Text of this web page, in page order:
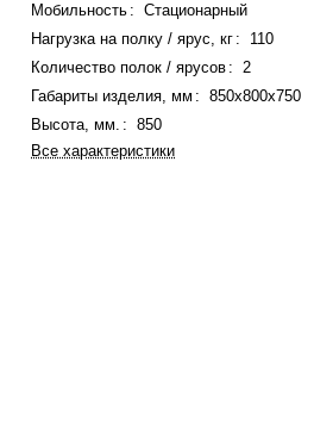
Мобильность :
Стационарный
Нагрузка на полку / ярус, кг :
110
Количество полок / ярусов :
2
Габариты изделия, мм :
850x800x750
Высота, мм. :
850
Все характеристики